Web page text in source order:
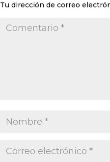
Tu dirección de correo